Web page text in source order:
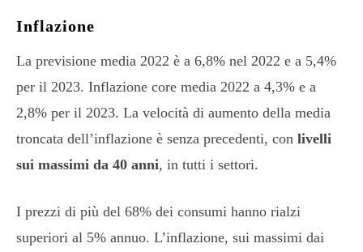
Inflazione
La previsione media 2022 è a 6,8% nel 2022 e a 5,4%
per il 2023. Inflazione core media 2022 a 4,3% e a
2,8% per il 2023. La velocità di aumento della media
troncata dell’inflazione è senza precedenti, con livelli
sui massimi da 40 anni, in tutti i settori.
I prezzi di più del 68% dei consumi hanno rialzi
superiori al 5% annuo. L’inflazione, sui massimi dai